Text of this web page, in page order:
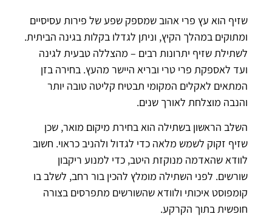
שזיף הוא עץ פרי אהוב שמספק שפע של פירות עסיסיים
ומתוקים במהלך הקיץ, וניתן לגדלו בקלות בגינה הביתית.
לשתילת שזיף יתרונות רבים – מהצללה טבעית לגינה
ועד לאספקת פרי טרי ובריא היישר מהעץ. בחירה בזן
המתאים לאקלים המקומי תבטיח קליטה טובה יותר
והנבה מוצלחת לאורך שנים.
השלב הראשון בשתילה הוא בחירת מיקום מואר, שכן
שזיף זקוק לשמש מלאה כדי לגדול ולהניב כראוי. חשוב
לוודא שהאדמה מנוקזת היטב, כדי למנוע ריקבון
שורשים. לפני השתילה מומלץ להכין בור רחב, לשלב בו
קומפוסט איכותי ולוודא שהשורשים מתפרסים בצורה
חופשית בתוך הקרקע.